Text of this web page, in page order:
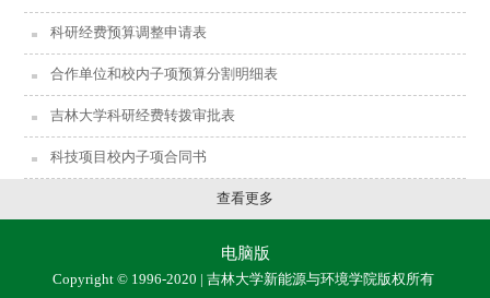
科研经费预算调整申请表
合作单位和校内子项预算分割明细表
吉林大学科研经费转拨审批表
科技项目校内子项合同书
查看更多
电脑版
Copyright © 1996-2020 | 吉林大学新能源与环境学院版权所有